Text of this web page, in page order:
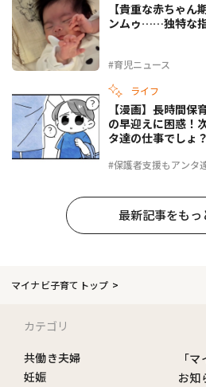
#育児ニュース
【貴重な赤ちゃ
ンムゥ……独特な
ライフ
#保護者支援もアンタ
【漫画】長時間
の早迎えに困惑！
タ達の仕事でしょ
最新記事をもっ
マイナビ子育てトップ
カテゴリ
共働き夫婦
妊娠
「
お知